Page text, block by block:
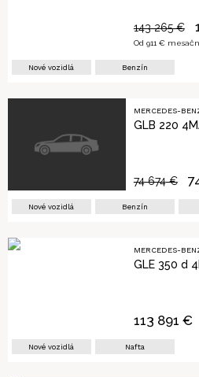
Nové vozidlá Benzín
143 265€
Od 911 €
MERCEDES-
GLB 220
Nové vozidlá Benzín
74 674€
MERCEDES-
GLE 350 d
Nové vozidlá Nafta
113 891 €